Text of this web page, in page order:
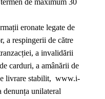
de maximum 30
eronate legate de
a respingerii de către
a invalidării
carduri, a amânării de
livrare stabilit, www.i-
denunța unilateral